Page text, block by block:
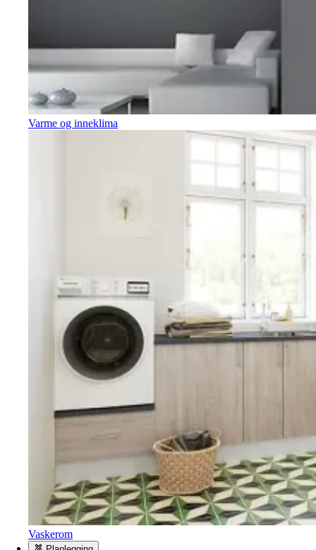
Varme og inneklima
Vaskerom